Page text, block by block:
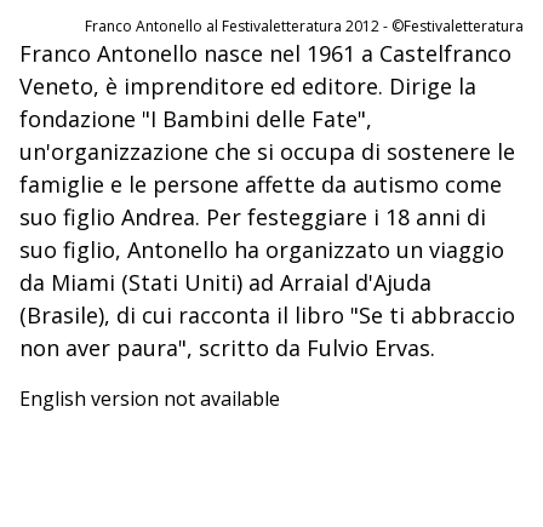
Franco Antonello al Festivaletteratura 2012 - ©Festivaletteratura
Franco Antonello nasce nel 1961 a Castelfranco
Veneto, è imprenditore ed editore. Dirige la
fondazione "I Bambini delle Fate",
un'organizzazione che si occupa di sostenere le
famiglie e le persone affette da autismo come
suo figlio Andrea. Per festeggiare i 18 anni di
suo figlio, Antonello ha organizzato un viaggio
da Miami (Stati Uniti) ad Arraial d'Ajuda
(Brasile), di cui racconta il libro "Se ti abbraccio
non aver paura", scritto da Fulvio Ervas.
English version not available